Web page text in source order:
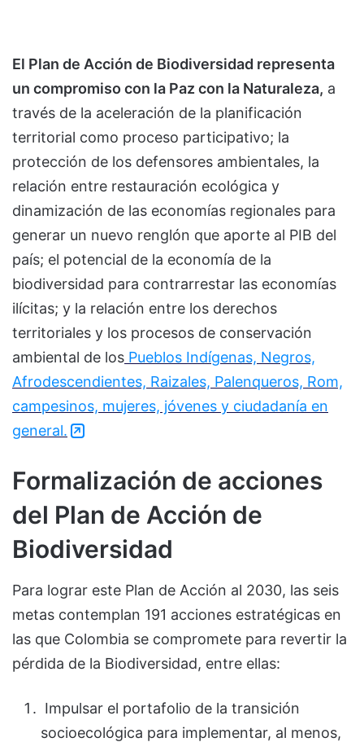
El Plan de Acción de Biodiversidad representa
un compromiso con la Paz con la Naturaleza, a
través de la aceleración de la planificación
territorial como proceso participativo; la
protección de los defensores ambientales, la
relación entre restauración ecológica y
dinamización de las economías regionales para
generar un nuevo renglón que aporte al PIB del
país; el potencial de la economía de la
biodiversidad para contrarrestar las economías
ilícitas; y la relación entre los derechos
territoriales y los procesos de conservación
ambiental de los Pueblos Indígenas, Negros,
Afrodescendientes, Raizales, Palenqueros, Rom,
campesinos, mujeres, jóvenes y ciudadanía en
general.
Formalización de acciones
del Plan de Acción de
Biodiversidad
Para lograr este Plan de Acción al 2030, las seis
metas contemplan 191 acciones estratégicas en
las que Colombia se compromete para revertir la
pérdida de la Biodiversidad, entre ellas:
Impulsar el portafolio de la transición
socioecológica para implementar, al menos,